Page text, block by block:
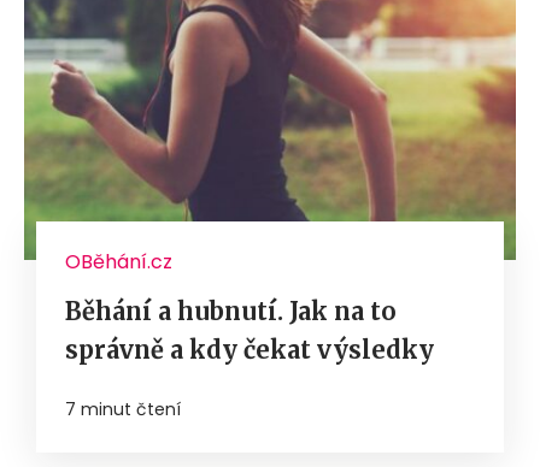
OBěhání.cz
Běhání a hubnutí. Jak na to
správně a kdy čekat výsledky
7 minut čtení